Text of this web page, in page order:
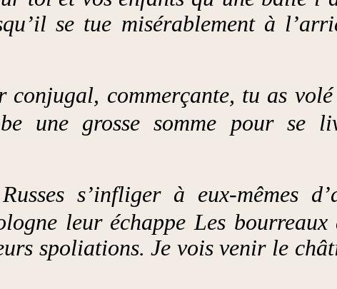
se tue misérablement à
conjugal, commerçante, tu as
une grosse somme pour se
s’infliger à eux-mêmes
leur échappe Les
spoliations. Je vois venir le